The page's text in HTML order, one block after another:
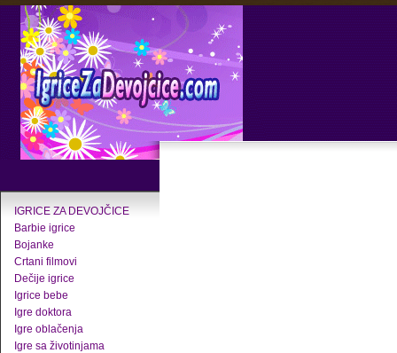
IGRICE ZA DEVOJČICE
Barbie igrice
Bojanke
Crtani filmovi
Dečije igrice
Igrice bebe
Igre doktora
Igre oblačenja
Igre sa životinjama